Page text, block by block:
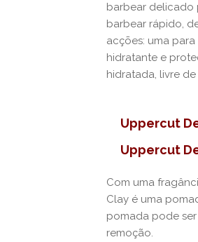
barbear delicado
barbear rápido,
acções: uma
hidratante e
hidratada, livre
Uppercut
Uppercut
Com uma
Clay é uma
pomada pode
remoção.